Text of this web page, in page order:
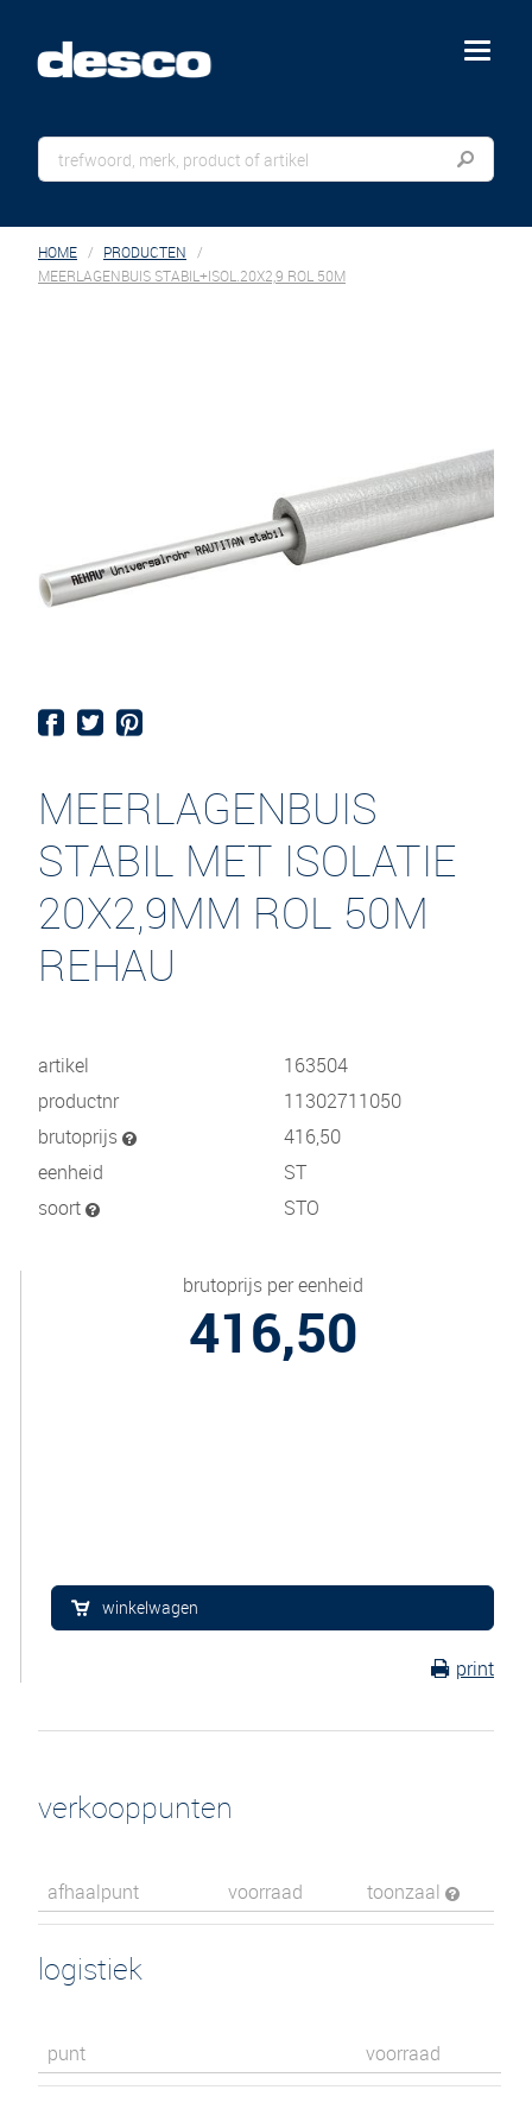
menu
HOME
PRODUCTEN
MEERLAGENBUIS STABIL+ISOL.20X2,9 ROL 50M
MEERLAGENBUIS
STABIL MET ISOLATIE
20X2,9MM ROL 50M
REHAU
artikel
163504
productnr
11302711050
brutoprijs
416,50
eenheid
ST
soort
STO
brutoprijs per eenheid
416,50
winkelwagen
print
verkooppunten
afhaalpunt voorraad toonzaal
logistiek
punt voorraad